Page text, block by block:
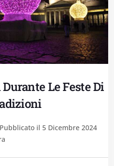
Le Feste Di
Pubblicato il 5 Dicembre 2024